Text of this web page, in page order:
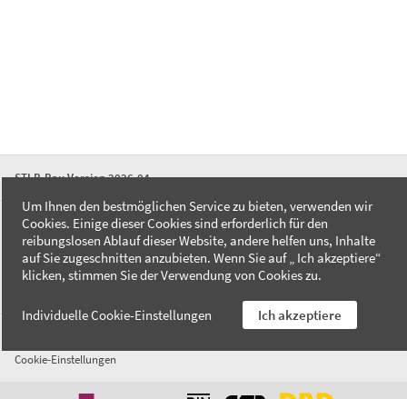
STLB-Bau Version 2026-04
FAQ
Kontakt
Datenschutzerklärung
Cookie-Einstellungen
Um Ihnen den bestmöglichen Service zu bieten, verwenden wir
Cookies. Einige dieser Cookies sind erforderlich für den
reibungslosen Ablauf dieser Website, andere helfen uns, Inhalte
auf Sie zugeschnitten anzubieten. Wenn Sie auf „ Ich akzeptiere“
klicken, stimmen Sie der Verwendung von Cookies zu.
Individuelle Cookie-Einstellungen Ich akzeptiere